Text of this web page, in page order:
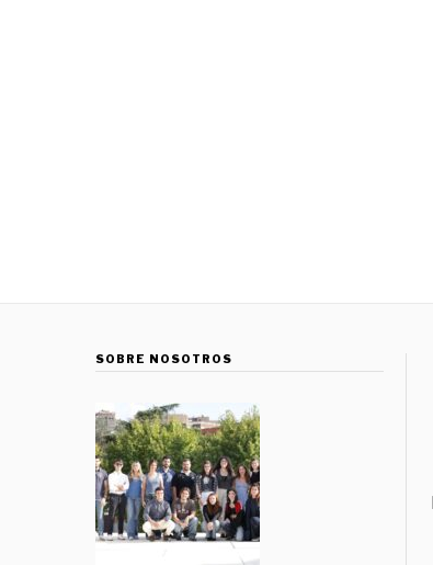
SOBRE NOSOTROS